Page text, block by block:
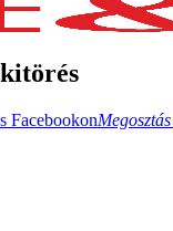
Facebookon